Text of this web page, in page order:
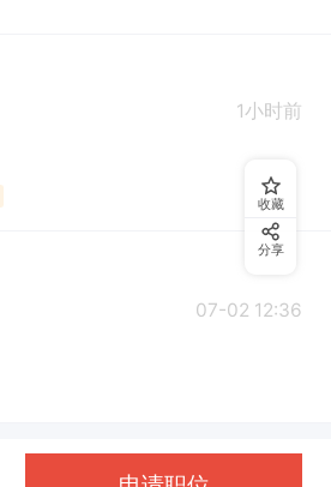
1小时前
07-02 12:36
收藏
分享